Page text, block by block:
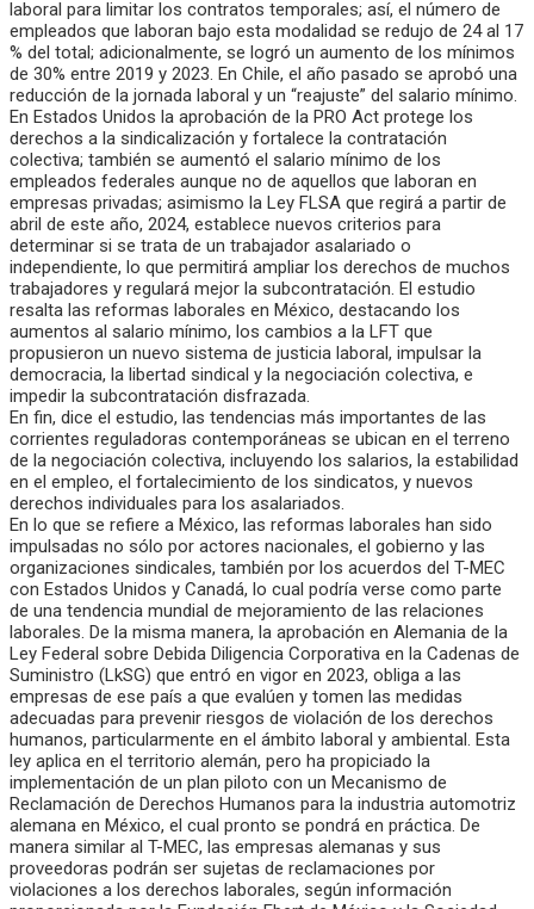
laboral para limitar los contratos temporales; así, el número de
empleados que laboran bajo esta modalidad se redujo de 24 al 17
% del total; adicionalmente, se logró un aumento de los mínimos
de 30% entre 2019 y 2023. En Chile, el año pasado se aprobó una
reducción de la jornada laboral y un “reajuste” del salario mínimo.
En Estados Unidos la aprobación de la PRO Act protege los
derechos a la sindicalización y fortalece la contratación
colectiva; también se aumentó el salario mínimo de los
empleados federales aunque no de aquellos que laboran en
empresas privadas; asimismo la Ley FLSA que regirá a partir de
abril de este año, 2024, establece nuevos criterios para
determinar si se trata de un trabajador asalariado o
independiente, lo que permitirá ampliar los derechos de muchos
trabajadores y regulará mejor la subcontratación. El estudio
resalta las reformas laborales en México, destacando los
aumentos al salario mínimo, los cambios a la LFT que
propusieron un nuevo sistema de justicia laboral, impulsar la
democracia, la libertad sindical y la negociación colectiva, e
impedir la subcontratación disfrazada.
En fin, dice el estudio, las tendencias más importantes de las
corrientes reguladoras contemporáneas se ubican en el terreno
de la negociación colectiva, incluyendo los salarios, la estabilidad
en el empleo, el fortalecimiento de los sindicatos, y nuevos
derechos individuales para los asalariados.
En lo que se refiere a México, las reformas laborales han sido
impulsadas no sólo por actores nacionales, el gobierno y las
organizaciones sindicales, también por los acuerdos del T-MEC
con Estados Unidos y Canadá, lo cual podría verse como parte
de una tendencia mundial de mejoramiento de las relaciones
laborales. De la misma manera, la aprobación en Alemania de la
Ley Federal sobre Debida Diligencia Corporativa en la Cadenas de
Suministro (LkSG) que entró en vigor en 2023, obliga a las
empresas de ese país a que evalúen y tomen las medidas
adecuadas para prevenir riesgos de violación de los derechos
humanos, particularmente en el ámbito laboral y ambiental. Esta
ley aplica en el territorio alemán, pero ha propiciado la
implementación de un plan piloto con un Mecanismo de
Reclamación de Derechos Humanos para la industria automotriz
alemana en México, el cual pronto se pondrá en práctica. De
manera similar al T-MEC, las empresas alemanas y sus
proveedoras podrán ser sujetas de reclamaciones por
violaciones a los derechos laborales, según información